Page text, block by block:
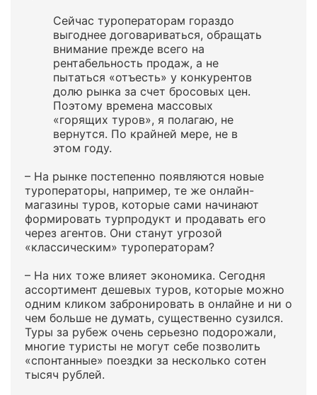
Сейчас туроператорам гораздо
выгоднее договариваться, обращать
внимание прежде всего на
рентабельность продаж, а не
пытаться «отъесть» у конкурентов
долю рынка за счет бросовых цен.
Поэтому времена массовых
«горящих туров», я полагаю, не
вернутся. По крайней мере, не в
этом году.
– На рынке постепенно появляются новые
туроператоры, например, те же онлайн-
магазины туров, которые сами начинают
формировать турпродукт и продавать его
через агентов. Они станут угрозой
«классическим» туроператорам?
– На них тоже влияет экономика. Сегодня
ассортимент дешевых туров, которые можно
одним кликом забронировать в онлайне и ни о
чем больше не думать, существенно сузился.
Туры за рубеж очень серьезно подорожали,
многие туристы не могут себе позволить
«спонтанные» поездки за несколько сотен
тысяч рублей.